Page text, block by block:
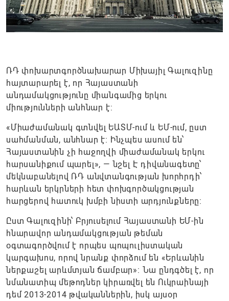
ՌԴ փոխարտգործնախարար Միխայիլ Գալուզինը
հայտարարել է, որ Հայաստանի
անդամակցությունը միանգամից երկու
միությունների անհնար է:
«Միաժամանակ գտնվել ԵԱՏՄ-ում և ԵՄ-ում, ըստ
սահմանման, անհնար է։ Ինչպես ասում են՝
Հայաստանին չի հաջողվի միաժամանակ երկու
հարսանիքում պարել», — նշել Է դիվանագետը՝
մեկնաբանելով ՌԴ անվտանգության խորհրդի՝
հարևան երկրների հետ փոխգործակցության
հարցերով հատուկ խմբի նիստի արդյունքները։
Ըստ Գալուզինի՝ Բրյուսելում Հայաստանի ԵՄ-ին
հնարավոր անդամակցության թեման
օգտագործվում է որպես պոպուլիստական
կարգախոս, որով նրանք փորձում են «Երևանին
ներքաշել արևմտյան ճամբար»։ Նա ընդգծել է, որ
նմանատիպ մեթոդներ կիրառվել են Ուկրաինայի
դեմ 2013-2014 թվականներին, իսկ այսօր